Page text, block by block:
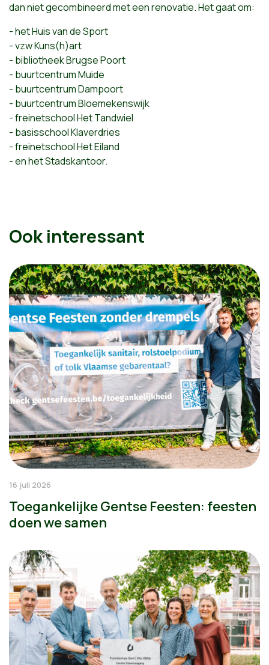
dan niet gecombineerd met een renovatie. Het gaat om:
- het Huis van de Sport
- vzw Kuns(h)art
- bibliotheek Brugse Poort
- buurtcentrum Muide
- buurtcentrum Dampoort
- buurtcentrum Bloemekenswijk
- freinetschool Het Tandwiel
- basisschool Klaverdries
- freinetschool Het Eiland
- en het Stadskantoor.
Ook interessant
16 juli 2026
Toegankelijke Gentse Feesten: feesten
doen we samen